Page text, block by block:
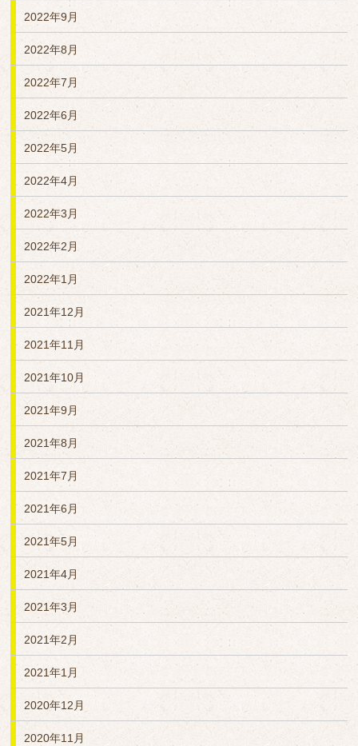
2022年9月
2022年8月
2022年7月
2022年6月
2022年5月
2022年4月
2022年3月
2022年2月
2022年1月
2021年12月
2021年11月
2021年10月
2021年9月
2021年8月
2021年7月
2021年6月
2021年5月
2021年4月
2021年3月
2021年2月
2021年1月
2020年12月
2020年11月